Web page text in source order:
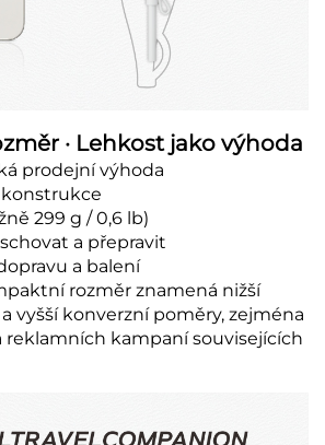
· Lehkost jako výhoda
prodejní výhoda
299 g / 0,6 lb)
a přepravit
a balení
rozměr znamená nižší
vyšší konverzní poměry, zejména
reklamních kampaní souvisejících